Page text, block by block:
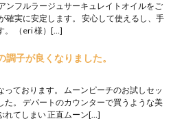
ンフルラージュサーキュレイトオイルをご
確実に安定します。 安心して使えるし、手
。 （eri 様）[…]
調子が良くなりました。
っております。 ムーンピーチのお試しセッ
た。 デパートのカウンターで買うような美
れてしまい 正直ムーン[…]